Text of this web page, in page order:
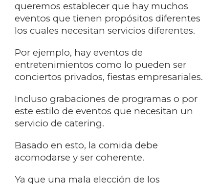
queremos establecer que hay muchos
eventos que tienen propósitos diferentes
los cuales necesitan servicios diferentes.
Por ejemplo, hay eventos de
entretenimientos como lo pueden ser
conciertos privados, fiestas empresariales.
Incluso grabaciones de programas o por
este estilo de eventos que necesitan un
servicio de catering.
Basado en esto, la comida debe
acomodarse y ser coherente.
Ya que una mala elección de los